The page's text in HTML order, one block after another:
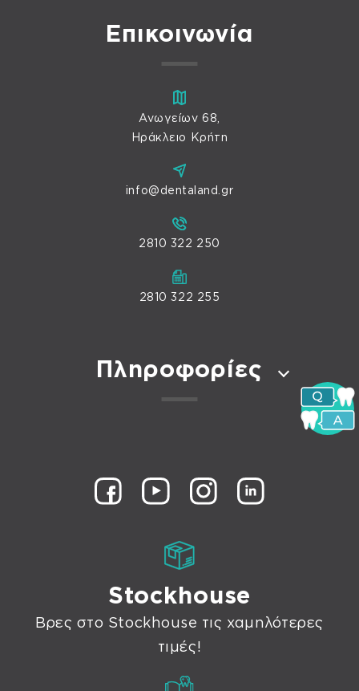
Επικοινωνία
Ανωγείων 68,
Ηράκλειο Κρήτη
info@dentaland.gr
2810 322 250
2810 322 255
Πληροφορίες
Stockhouse
Βρες στο Stockhouse τις χαμηλότερες
τιμές!